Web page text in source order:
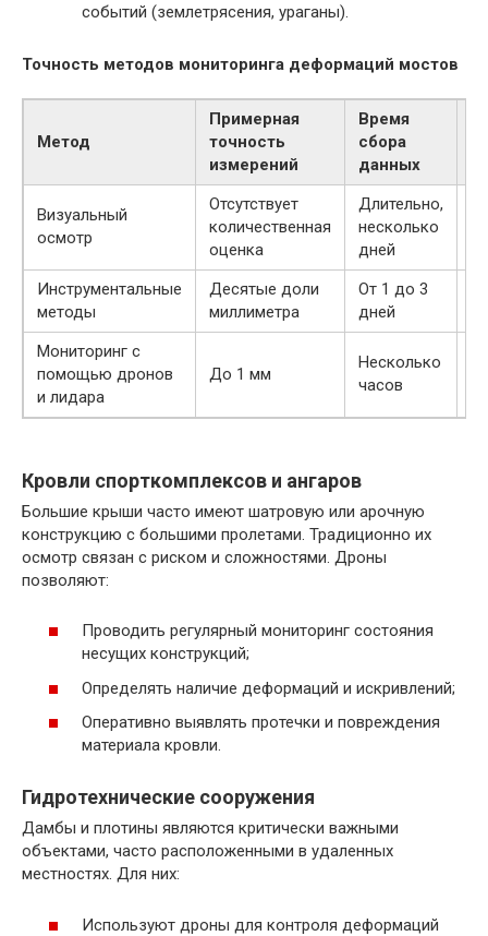
событий (землетрясения, ураганы).
Точность методов мониторинга деформаций мостов
Метод
Примерная
точность
измерений
Время
сбора
данных
Визуальный
осмотр
Отсутствует
количественная
оценка
Длительно,
несколько
дней
Инструментальные
методы
Десятые доли
миллиметра
От 1 до 3
дней
Мониторинг с
помощью дронов
и лидара
До 1 мм
Несколько
часов
Кровли спорткомплексов и ангаров
Большие крыши часто имеют шатровую или арочную
конструкцию с большими пролетами. Традиционно их
осмотр связан с риском и сложностями. Дроны
позволяют:
Проводить регулярный мониторинг состояния
несущих конструкций;
Определять наличие деформаций и искривлений;
Оперативно выявлять протечки и повреждения
материала кровли.
Гидротехнические сооружения
Дамбы и плотины являются критически важными
объектами, часто расположенными в удаленных
местностях. Для них:
Используют дроны для контроля деформаций